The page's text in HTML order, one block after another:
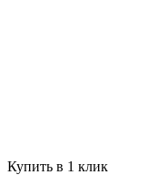
Купить в 1 клик